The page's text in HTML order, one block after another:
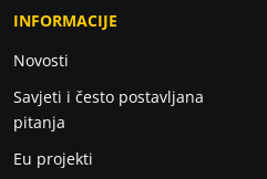
INFORMACIJE
Novosti
Savjeti i često postavljana
pitanja
Eu projekti